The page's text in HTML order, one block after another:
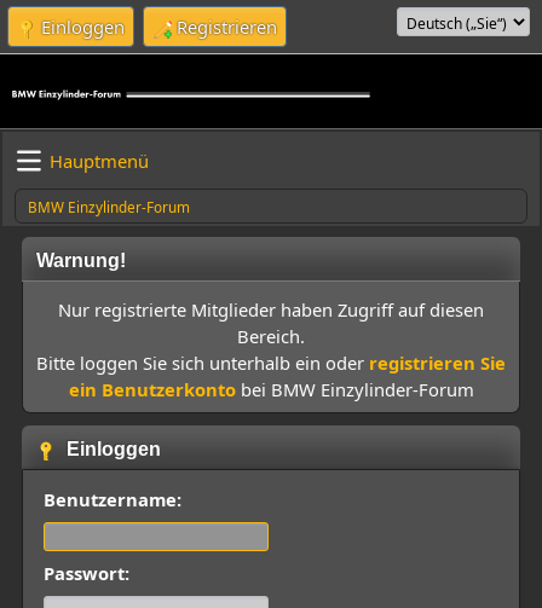
Einloggen Registrieren
Hauptmenü
BMW Einzylinder-Forum
Warnung!
Nur registrierte Mitglieder haben Zugriff auf diesen
Bereich.
Bitte loggen Sie sich unterhalb ein oder registrieren Sie
ein Benutzerkontobei BMW Einzylinder-Forum
Einloggen
Benutzername:
Passwort: